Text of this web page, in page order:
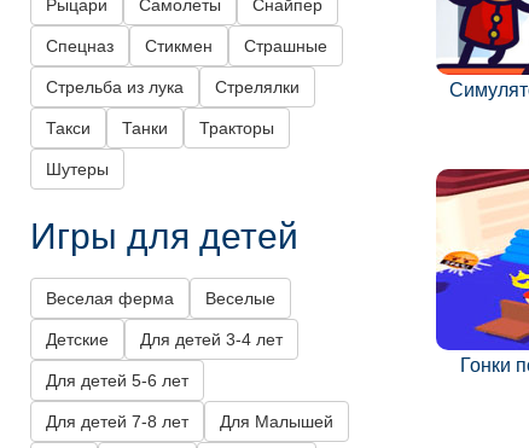
Гонки
Рыцари Самолеты Снайпер
Спецназ Стикмен Страшные
Стрельба из лука Стрелялки
Такси Танки Тракторы
Шутеры
Игры для детей
Веселая ферма Веселые
Детские Для детей 3-4 лет
Для детей 5-6 лет
Для детей 7-8 лет Для Малышей